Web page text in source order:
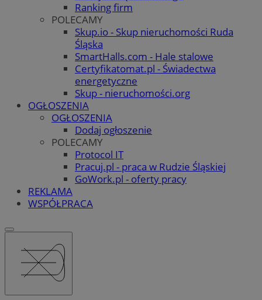
Ranking firm
POLECAMY
Skup.io - Skup nieruchomości Ruda
Śląska
SmartHalls.com - Hale stalowe
Certyfikatomat.pl - Świadectwa
energetyczne
Skup - nieruchomości.org
OGŁOSZENIA
OGŁOSZENIA
Dodaj ogłoszenie
POLECAMY
Protocol IT
Pracuj.pl - praca w Rudzie Śląskiej
GoWork.pl - oferty pracy
REKLAMA
WSPÓŁPRACA